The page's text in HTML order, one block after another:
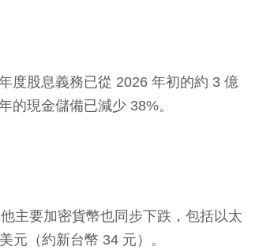
度股息義務已從 2026 年初的約 3 億
現金儲備已減少 38%。
主要加密貨幣也同步下跌，包括以太
元（約新台幣 34 元）。